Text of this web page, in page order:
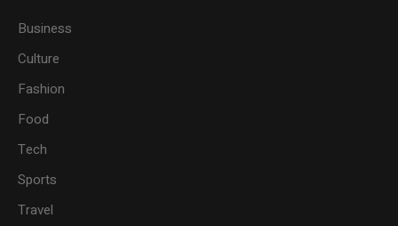
Business
Culture
Fashion
Food
Tech
Sports
Travel